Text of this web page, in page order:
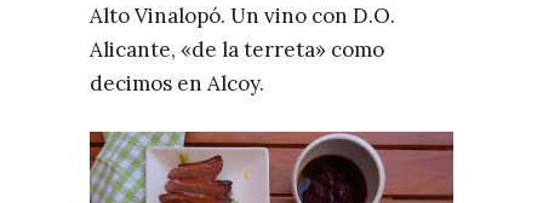
Alto Vinalopó. Un vino con D.O.
Alicante, «de la terreta» como
decimos en Alcoy.